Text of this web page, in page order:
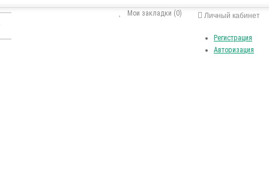
Личный кабинет
Регистрация
Авторизация
Мои закладки (0)